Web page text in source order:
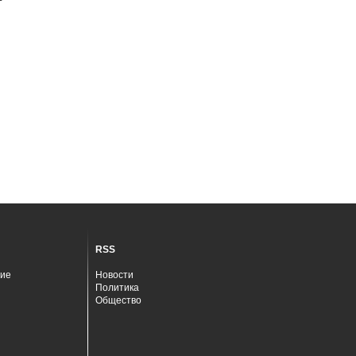
RSS
Новости
Политика
Общество